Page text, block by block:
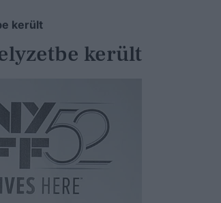
került
került